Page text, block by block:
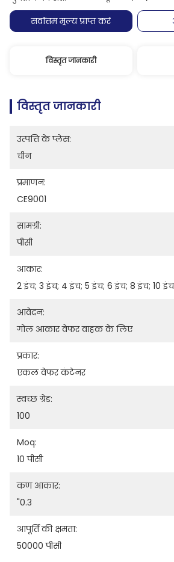
सर्वोत्तम मूल्य प्राप्त करें
विस्तृत जानकारी
विस्तृत जानकारी
उत्पत्ति के प्लेस:
चीन
प्रमाणन:
CE9001
सामग्री:
पीसी
आकार:
2 इंच; 3 इंच; 4 इंच; 5 इंच; 6 इंच; 8 इंच; 10
आवेदन:
गोल आकार वेफर वाहक के लिए
प्रकार:
एकल वेफर कंटेनर
स्वच्छ ग्रेड:
100
Moq:
10 पीसी
कण आकार:
"0.3
आपूर्ति की क्षमता:
50000 पीसी